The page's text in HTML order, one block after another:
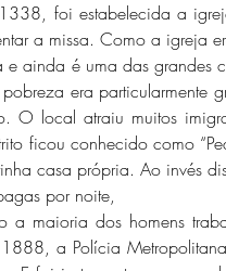
foi estabelecida a
a missa. Como a igreja
era particularmente
O local atraiu muitos
ficou conhecido como
casa própria. Ao invés
por noite,
a Polícia